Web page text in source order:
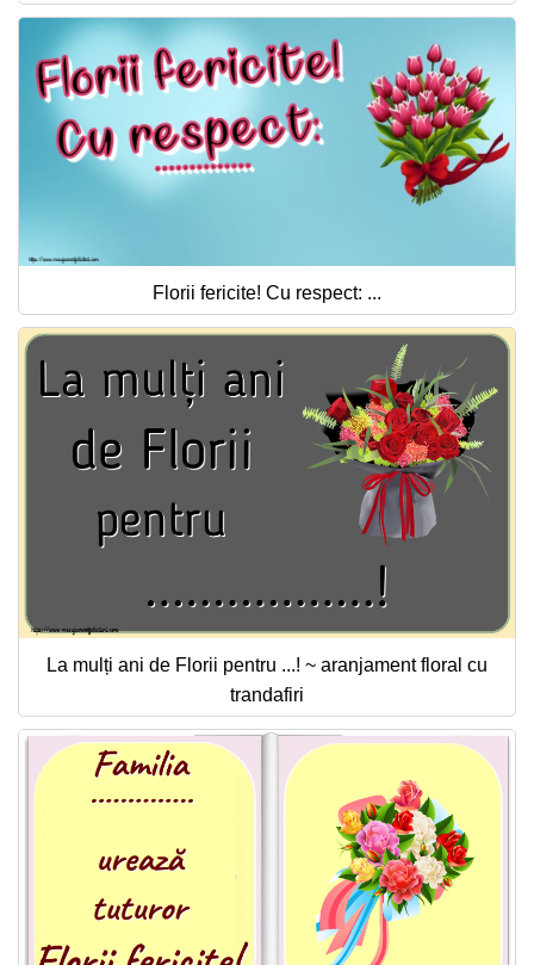
Florii fericite! Cu respect: ...
La mulți ani de Florii pentru ...! ~ aranjament floral cu
trandafiri